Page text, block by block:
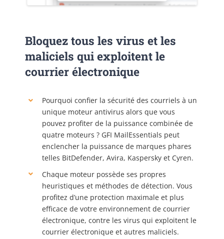
Bloquez tous les virus et les
maliciels qui exploitent le
courrier électronique
Pourquoi confier la sécurité des courriels à un
unique moteur antivirus alors que vous
pouvez profiter de la puissance combinée de
quatre moteurs ? GFI MailEssentials peut
enclencher la puissance de marques phares
telles BitDefender, Avira, Kaspersky et Cyren.
Chaque moteur possède ses propres
heuristiques et méthodes de détection. Vous
profitez d’une protection maximale et plus
efficace de votre environnement de courrier
électronique, contre les virus qui exploitent le
courrier électronique et autres maliciels.